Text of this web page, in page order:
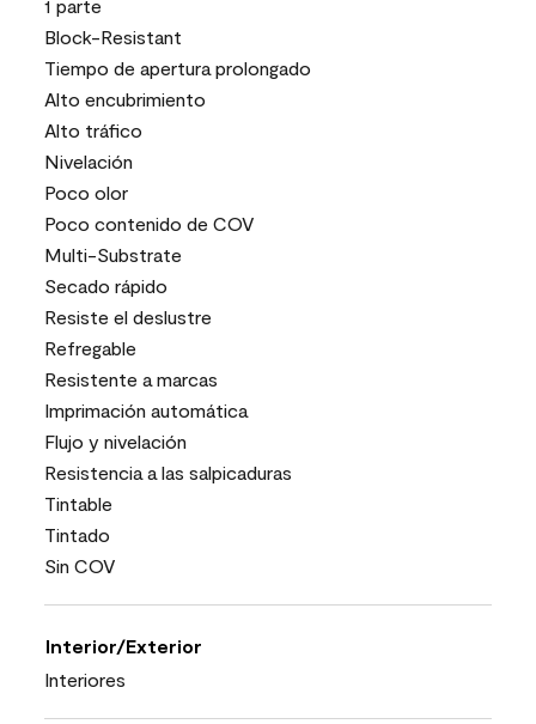
1 parte
Block-Resistant
Tiempo de apertura prolongado
Alto encubrimiento
Alto tráfico
Nivelación
Poco olor
Poco contenido de COV
Multi-Substrate
Secado rápido
Resiste el deslustre
Refregable
Resistente a marcas
Imprimación automática
Flujo y nivelación
Resistencia a las salpicaduras
Tintable
Tintado
Sin COV
Interior/Exterior
Interiores